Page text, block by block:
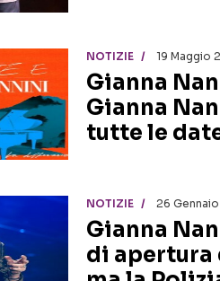
NOTIZIE 19 Maggio
Gianna
Gianna
tutte le
NOTIZIE 26
Gianna
di apertura